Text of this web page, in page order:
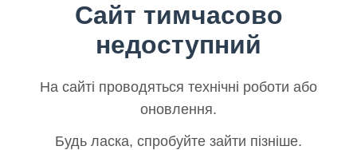
Сайт тимчасово
недоступний
На сайті проводяться технічні роботи або
оновлення.
Будь ласка, спробуйте зайти пізніше.